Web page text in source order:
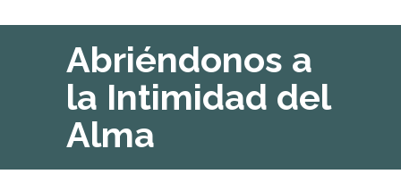
Abriéndonos a
la Intimidad del
Alma